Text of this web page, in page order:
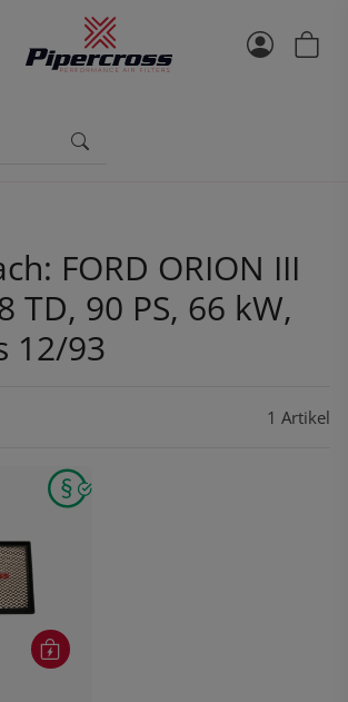
FORD ORION III
TD, 90 PS, 66 kW,
12/93
1 Artikel